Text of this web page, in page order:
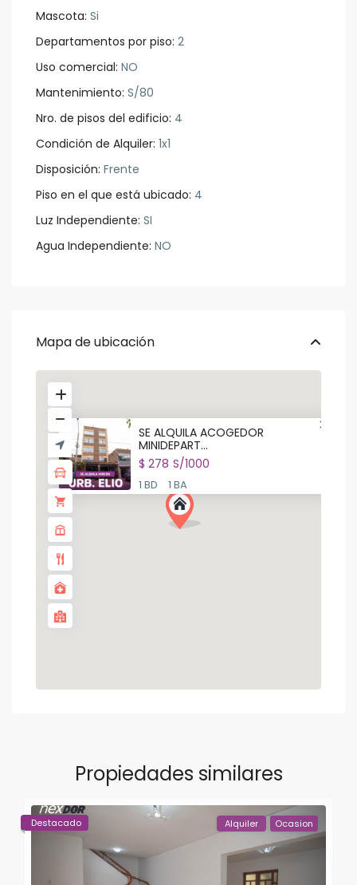
Mascota: Si
Departamentos por piso: 2
Uso comercial: NO
Mantenimiento: S/80
Nro. de pisos del edificio: 4
Condición de Alquiler: 1x1
Disposición: Frente
Piso en el que está ubicado: 4
Luz Independiente: SI
Agua Independiente: NO
Mapa de ubicación
SE ALQUILA ACOGEDOR
MINIDEPART...
$ 278 S/1000
1 BD 1 BA
Propiedades similares
Alquiler Ocasion
Destacado